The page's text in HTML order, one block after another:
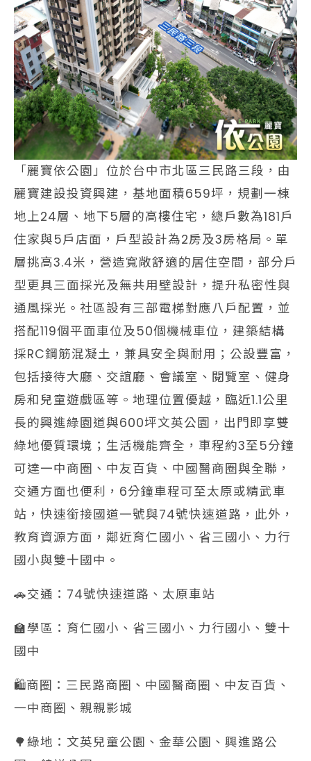
「麗寶依公園」位於台中市北區三民路三段，由
麗寶建設投資興建，基地面積659坪，規劃一棟
地上24層、地下5層的高樓住宅，總戶數為181戶
住家與5戶店面，戶型設計為2房及3房格局。單
層挑高3.4米，營造寬敞舒適的居住空間，部分戶
型更具三面採光及無共用壁設計，提升私密性與
通風採光。社區設有三部電梯對應八戶配置，並
搭配119個平面車位及50個機械車位，建築結構
採RC鋼筋混凝土，兼具安全與耐用；公設豐富，
包括接待大廳、交誼廳、會議室、閱覽室、健身
房和兒童遊戲區等。地理位置優越，臨近1.1公里
長的興進綠園道與600坪文英公園，出門即享雙
綠地優質環境；生活機能齊全，車程約3至5分鐘
可達一中商圈、中友百貨、中國醫商圈與全聯，
交通方面也便利，6分鐘車程可至太原或精武車
站，快速銜接國道一號與74號快速道路，此外，
教育資源方面，鄰近育仁國小、省三國小、力行
國小與雙十國中。
🚗交通：74號快速道路、太原車站
🏫學區：育仁國小、省三國小、力行國小、雙十
國中
🛍️商圈：三民路商圈、中國醫商圈、中友百貨、
一中商圈、親親影城
🌳綠地：文英兒童公園、金華公園、興進路公